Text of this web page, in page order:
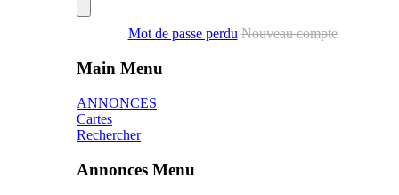
Mot de passe perdu Nouveau compte
Main Menu
ANNONCES
Cartes
Rechercher
Annonces Menu